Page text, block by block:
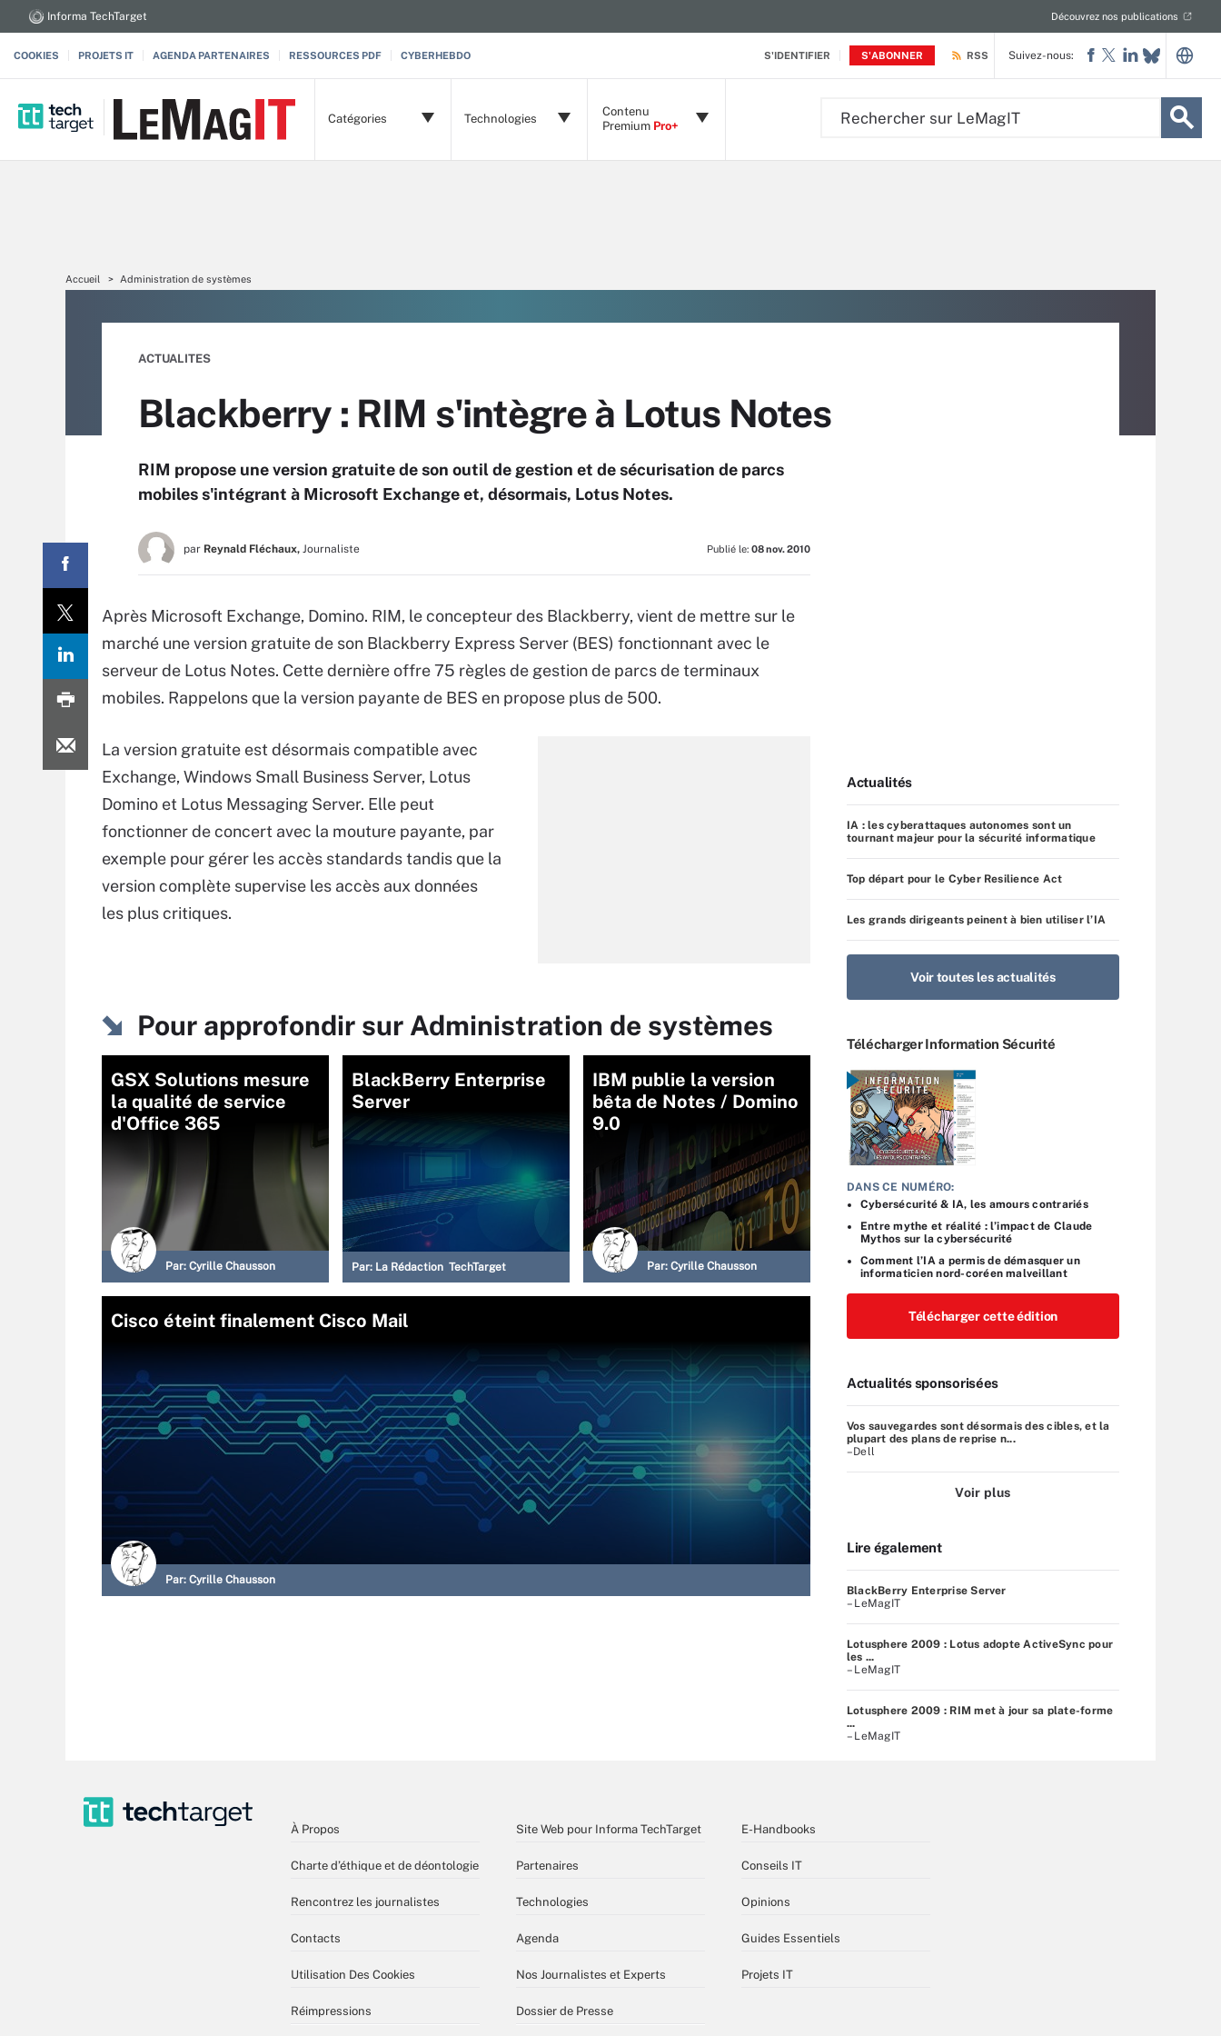
S'IDENTIFIER S'ABONNER
Informa TechTarget Découvrez nos publications
COOKIES PROJETS IT AGENDA PARTENAIRES RESSOURCES PDF CYBERHEBDO RSS
Catégories Technologies
Contenu
Premium Pro+
Suivez-nous:
Accueil Administration de systèmes
ACTUALITES
Blackberry : RIM s'intègre à Lotus Notes
RIM propose une version gratuite de son outil de gestion et de sécurisation de parcs
mobiles s'intégrant à Microsoft Exchange et, désormais, Lotus Notes.
par Reynald Fléchaux, Journaliste Publié le: 08 nov. 2010
Après Microsoft Exchange, Domino. RIM, le concepteur des Blackberry, vient de mettre sur le
marché une version gratuite de son Blackberry Express Server (BES) fonctionnant avec le
serveur de Lotus Notes. Cette dernière offre 75 règles de gestion de parcs de terminaux
mobiles. Rappelons que la version payante de BES en propose plus de 500.
La version gratuite est désormais compatible avec
Exchange, Windows Small Business Server, Lotus
Domino et Lotus Messaging Server. Elle peut
fonctionner de concert avec la mouture payante, par
exemple pour gérer les accès standards tandis que la
version complète supervise les accès aux données
les plus critiques.
Pour approfondir sur Administration de systèmes
GSX Solutions mesure
la qualité de service
d'Office 365
Par: Cyrille Chausson
BlackBerry Enterprise
Server
Par: La Rédaction TechTarget
IBM publie la version
bêta de Notes / Domino
9.0
Par: Cyrille Chausson
Cisco éteint finalement Cisco Mail
Par: Cyrille Chausson
Actualités
IA : les cyberattaques autonomes sont un
tournant majeur pour la sécurité informatique
Top départ pour le Cyber Resilience Act
Les grands dirigeants peinent à bien utiliser l’IA
Voir toutes les actualités
Télécharger Information Sécurité
DANS CE NUMÉRO:
Cybersécurité & IA, les amours contrariés
Entre mythe et réalité : l’impact de Claude
Mythos sur la cybersécurité
Comment l’IA a permis de démasquer un
informaticien nord-coréen malveillant
Télécharger cette édition
Actualités sponsorisées
Vos sauvegardes sont désormais des cibles, et la
plupart des plans de reprise n...
–Dell
Voir plus
Lire également
BlackBerry Enterprise Server
– LeMagIT
Lotusphere 2009 : Lotus adopte ActiveSync pour
les ...
– LeMagIT
Lotusphere 2009 : RIM met à jour sa plate-forme
...
– LeMagIT
À Propos
Charte d’éthique et de déontologie
Rencontrez les journalistes
Contacts
Utilisation Des Cookies
Réimpressions
Site Web pour Informa TechTarget
Partenaires
Technologies
Agenda
Nos Journalistes et Experts
Dossier de Presse
E-Handbooks
Conseils IT
Opinions
Guides Essentiels
Projets IT